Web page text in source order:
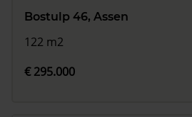
Bostulp 46, Assen
122 m2
€ 295.000